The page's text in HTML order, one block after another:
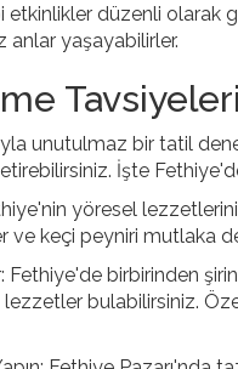
düzenli olarak
anlar yaşayabilirler.
Tavsiyeleri
unutulmaz bir tatil
İşte
yöresel
ve keçi peyniri mutlaka
Fethiye'de birbirinden
bulabilirsiniz.